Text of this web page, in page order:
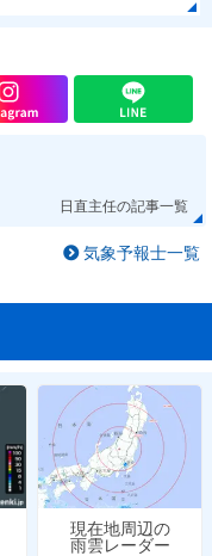
日直主任の記事一覧
気象予報士一覧
現在地周辺の
雨雲レーダー